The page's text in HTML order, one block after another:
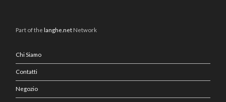
Part of thelanghe.net Network
Chi Siamo
Contatti
Negozio